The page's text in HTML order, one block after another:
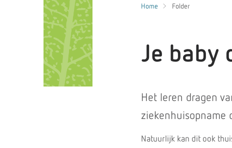
Home Folder
Je baby
Het leren dragen
ziekenhuisopname
Natuurlijk kan dit ook